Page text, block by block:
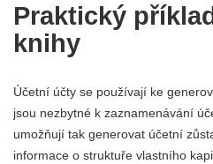
Praktický
knihy
Účetní účty se používají ke
jsou nezbytné k zaznamenávání
umožňují tak generovat účetní
informace o struktuře vlastního